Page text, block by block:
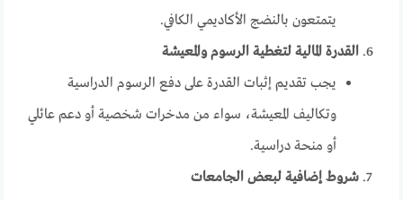
يتمتعون بالنضج الأكاديمي الكافي.
القدرة المالية لتغطية الرسوم والمعيشة
يجب تقديم إثبات القدرة على دفع الرسوم الدراسية
وتكاليف المعيشة، سواء من مدخرات شخصية أو دعم عائلي
أو منحة دراسية.
شروط إضافية لبعض الجامعات